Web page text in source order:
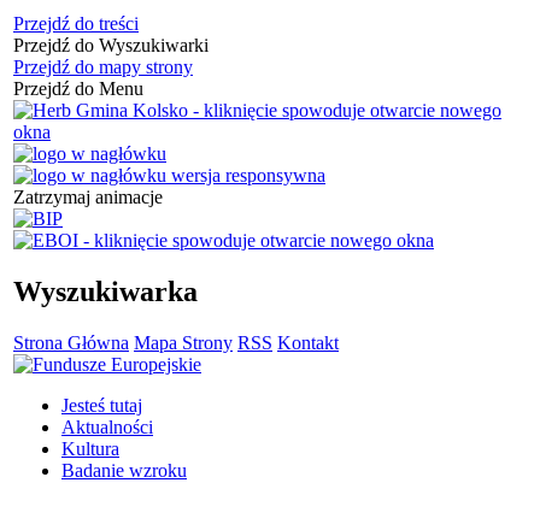
Przejdź do treści
Przejdź do Wyszukiwarki
Przejdź do mapy strony
Przejdź do Menu
Zatrzymaj animacje
Wyszukiwarka
Strona Główna Mapa Strony RSS Kontakt
Jesteś tutaj
Aktualności
Kultura
Badanie wzroku